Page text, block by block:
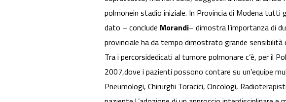
polmonein stadio iniziale. In Provincia di Modena tutti
dato – conclude Morandi– dimostra l’importanza di
provinciale ha da tempo dimostrato grande sensibilità
Tra i percorsidedicati al tumore polmonare c’è, per il
2007,dove i pazienti possono contare su un’equipe
Pneumologi, Chirurghi Toracici, Oncologi,